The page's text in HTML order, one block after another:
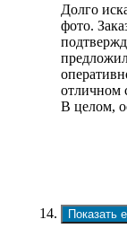
Долго
фото.
отличном
В целом,
Показать